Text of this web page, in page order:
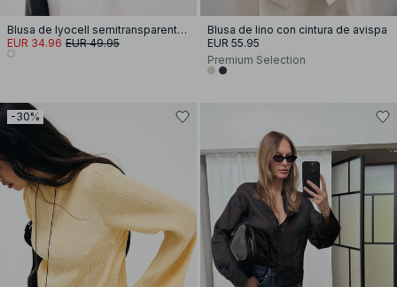
Blusa de lyocell semitransparente con pinzas y mangas largas
EUR 34.96 EUR 49.95
Blusa de lino con cintura de avispa
EUR 55.95
Premium Selection
-30%